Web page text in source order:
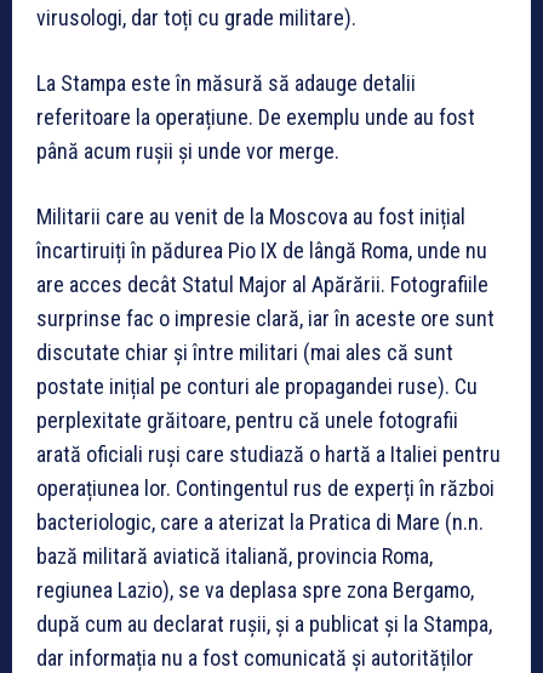
virusologi, dar toți cu grade militare).
La Stampa este în măsură să adauge detalii
referitoare la operațiune. De exemplu unde au fost
până acum rușii și unde vor merge.
Militarii care au venit de la Moscova au fost inițial
încartiruiți în pădurea Pio IX de lângă Roma, unde nu
are acces decât Statul Major al Apărării. Fotografiile
surprinse fac o impresie clară, iar în aceste ore sunt
discutate chiar și între militari (mai ales că sunt
postate inițial pe conturi ale propagandei ruse). Cu
perplexitate grăitoare, pentru că unele fotografii
arată oficiali ruși care studiază o hartă a Italiei pentru
operațiunea lor. Contingentul rus de experți în război
bacteriologic, care a aterizat la Pratica di Mare (n.n.
bază militară aviatică italiană, provincia Roma,
regiunea Lazio), se va deplasa spre zona Bergamo,
după cum au declarat rușii, și a publicat și la Stampa,
dar informația nu a fost comunicată și autorităților